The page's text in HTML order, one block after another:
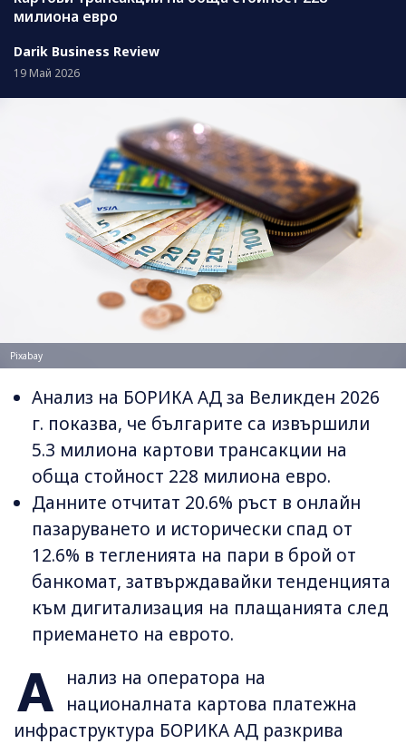
милиона евро
Darik Business Review
19 Май 2026
Pixabay
Анализ на БОРИКА АД за Великден 2026
г. показва, че българите са извършили
5.3 милиона картови трансакции на
обща стойност 228 милиона евро.
Данните отчитат 20.6% ръст в онлайн
пазаруването и исторически спад от
12.6% в тегленията на пари в брой от
банкомат, затвърждавайки тенденцията
към дигитализация на плащанията след
приемането на еврото.
А
нализ на оператора на
националната картова платежна
инфраструктура БОРИКА АД разкрива